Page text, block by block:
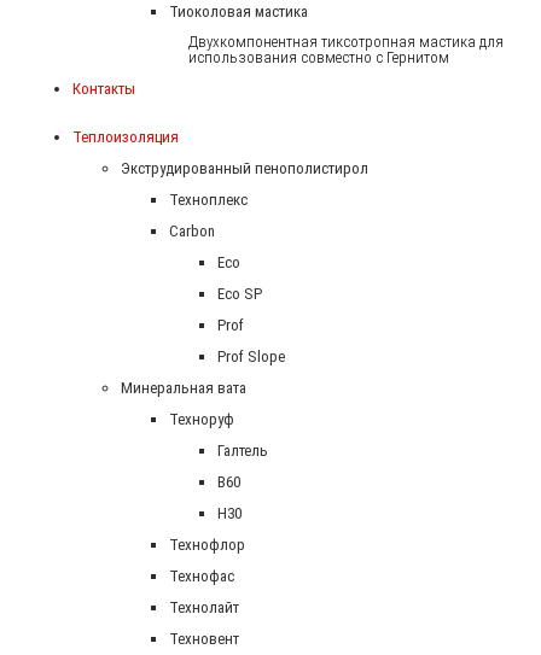
Тиоколовая мастика
Двухкомпонентная тиксотропная мастика для
использования совместно с Гернитом
Контакты
Теплоизоляция
Экструдированный пенополистирол
Техноплекс
Carbon
Eco
Eco SP
Prof
Prof Slope
Минеральная вата
Техноруф
Галтель
В60
Н30
Технофлор
Технофас
Технолайт
Техновент